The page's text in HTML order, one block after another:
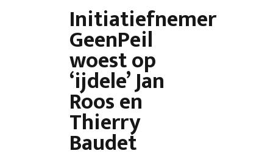
Initiatiefnemer
GeenPeil
woest op
‘ijdele’ Jan
Roos en
Thierry
Baudet